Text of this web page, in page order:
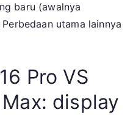
baru (awalnya
utama lainnya
Pro VS
display